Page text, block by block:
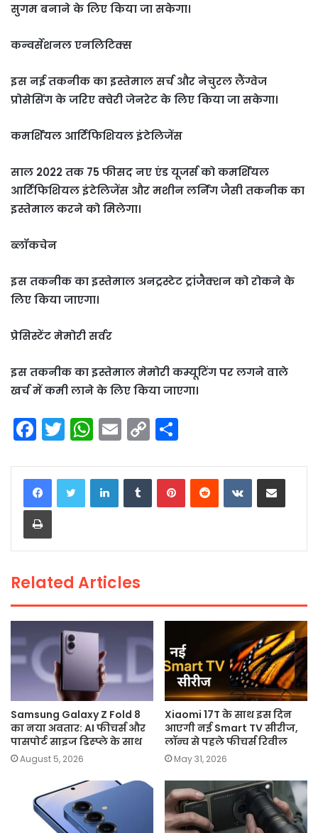
सुगम बनाने के लिए किया जा सकेगा।
कन्वर्सेशनल एनलिटिक्स
इस नई तकनीक का इस्तेमाल सर्च और नेचुरल लैंग्वेज
प्रोसेसिंग के जरिए क्वेरी जेनरेट के लिए किया जा सकेगा।
कमर्शियल आर्टिफिशियल इंटेलिजेंस
साल 2022 तक 75 फीसद नए एंड यूजर्स को कमर्शियल
आर्टिफिशियल इंटेलिजेंस और मशीन लर्निंग जैसी तकनीक का
इस्तेमाल करने को मिलेगा।
ब्लॉकचेन
इस तकनीक का इस्तेमाल अनट्रस्टेट ट्रांजैक्शन को रोकने के
लिए किया जाएगा।
प्रेसिस्टेंट मेमोरी सर्वर
इस तकनीक का इस्तेमाल मेमोरी कम्यूटिंग पर लगने वाले
खर्च में कमी लाने के लिए किया जाएगा।
F
a
c
e
b
o
k
T
w
itt
er
W
h
a
ts
p
E
m
ai
C
o
p
n
ar
LinkedInTumblrPinterestReddit VKontakteShare via Email
Print
Related Articles
Samsung Galaxy Z Fold 8
का नया अवतार: AI फीचर्स और
पासपोर्ट साइज डिस्प्ले के साथ
August 5, 2026
Xiaomi 17T के साथ इस दिन
आएगी नई Smart TV सीरीज,
लॉन्च से पहले फीचर्स रिवील
May 31, 2026